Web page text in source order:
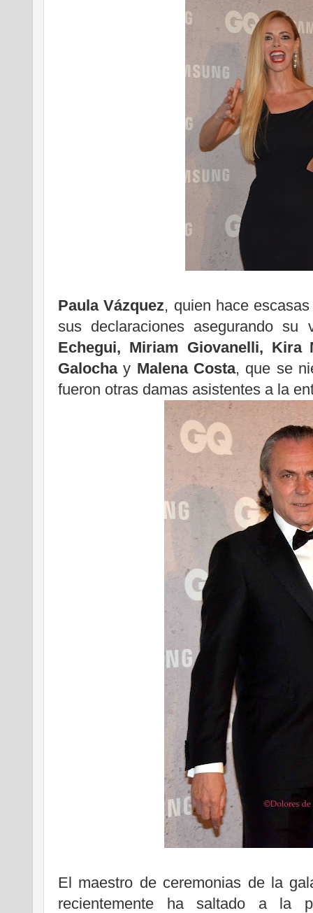
Paula Vázquez, quien hace
sus declaraciones asegurando
Echegui, Miriam Giovanelli, Kira
Galochay Malena Costa, que se
fueron otras damas asistentes a la
El maestro de ceremonias de la
recientemente ha saltado a la